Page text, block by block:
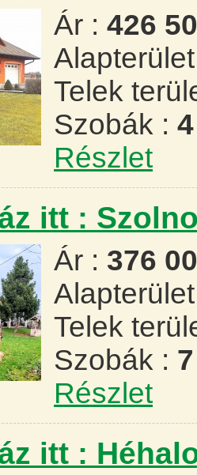
Ár : 426
Telek
Szobák : 4
Részlet
itt :
Ár : 376
Telek
Szobák : 7
Részlet
itt :